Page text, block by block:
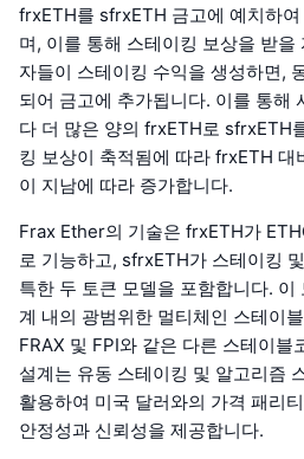
frxETH를 sfrxETH 금고에 예치하
며, 이를 통해 스테이킹 보상을 받을
자들이 스테이킹 수익을 생성하면,
되어 금고에 추가됩니다. 이를 통해
다 더 많은 양의 frxETH로 sfrxETH
킹 보상이 축적됨에 따라 frxETH
이 지남에 따라 증가합니다.
Frax Ether의 기술은 frxETH가
로 기능하고, sfrxETH가 스테이킹
특한 두 토큰 모델을 포함합니다.
계 내의 광범위한 멀티체인 스테이
FRAX 및 FPI와 같은 다른 스테이블
설계는 유동 스테이킹 및 알고리즘
활용하여 미국 달러와의 가격 패리
안정성과 신뢰성을 제공합니다.